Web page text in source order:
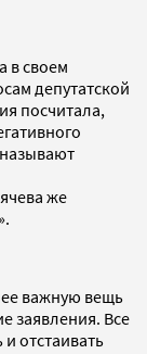
в своем
депутатской
посчитала,
же
важную вещь
заявления. Все
отстаивать